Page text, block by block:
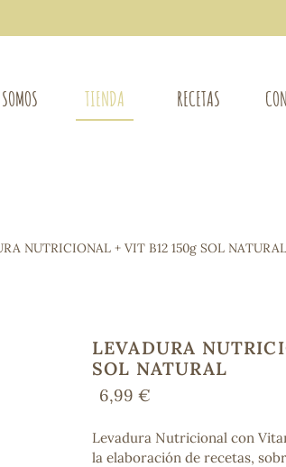
TIENDA RECETAS
NUTRICIONAL + VIT B12 150g SOL NATURAL
LEVADURA
SOL NATURAL
6,99 €
Levadura Nutricional con
la elaboración de recetas,